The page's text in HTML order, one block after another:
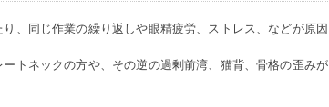
、同じ作業の繰り返しや眼精疲労、ストレス、などが原因
トネックの方や、その逆の過剰前湾、猫背、骨格の歪みが